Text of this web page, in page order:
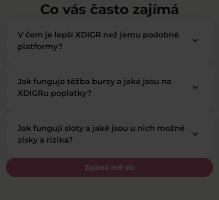
Co vás často zajímá
Zajímá mě víc
V čem je lepší XDIGR než jemu podobné
platformy?
keyboard_arrow_down
Jak funguje těžba burzy a jaké jsou na
XDIGRu poplatky?
keyboard_arrow_down
Jak fungují sloty a jaké jsou u nich možné
zisky a rizika?
keyboard_arrow_down